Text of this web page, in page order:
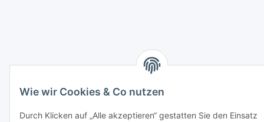
Wie wir Cookies & Co nutzen
Durch Klicken auf „Alle akzeptieren“ gestatten Sie den Einsatz